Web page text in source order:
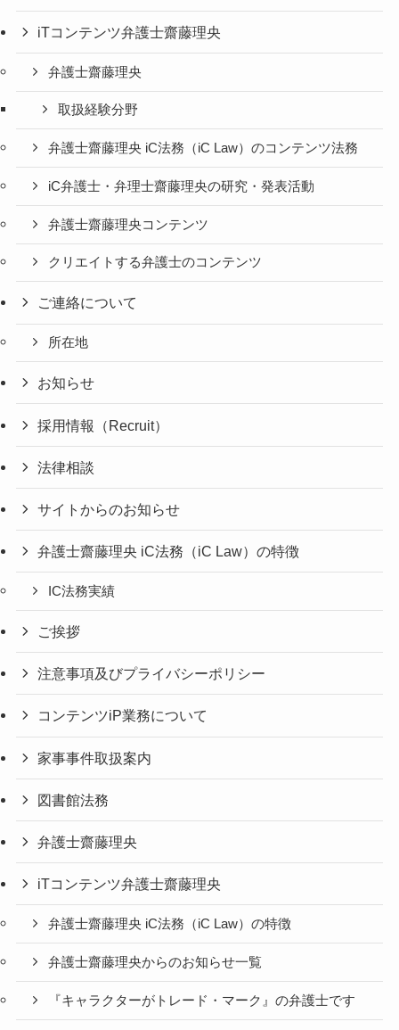
iTコンテンツ弁護士齋藤理央
弁護士齋藤理央
取扱経験分野
弁護士齋藤理央 iC法務（iC Law）のコンテンツ法務
iC弁護士・弁理士齋藤理央の研究・発表活動
弁護士齋藤理央コンテンツ
クリエイトする弁護士のコンテンツ
ご連絡について
所在地
お知らせ
採用情報（Recruit）
法律相談
サイトからのお知らせ
弁護士齋藤理央 iC法務（iC Law）の特徴
IC法務実績
ご挨拶
注意事項及びプライバシーポリシー
コンテンツiP業務について
家事事件取扱案内
図書館法務
弁護士齋藤理央
iTコンテンツ弁護士齋藤理央
弁護士齋藤理央 iC法務（iC Law）の特徴
弁護士齋藤理央からのお知らせ一覧
『キャラクターがトレード・マーク』の弁護士です